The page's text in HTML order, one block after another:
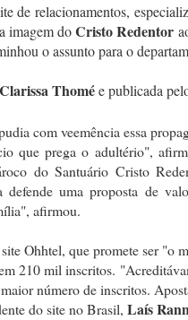
de relacionamentos,
imagem doCristo Redentor
o assunto para o
Clarissa Thomée publicada
com veemência essa
que prega o adultério",
do Santuário Cristo
defende uma proposta de
afirmou.
Ohhtel, que promete ser "o
210 mil inscritos.
número de inscritos.
do site no Brasil, Laís